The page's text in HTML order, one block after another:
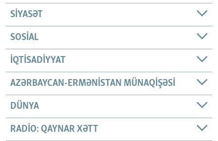
SIYASƏT
SOSIAL
İQTISADIYYAT
AZƏRBAYCAN-ERMƏNISTAN MÜNAQIŞƏSI
DÜNYA
RADIO: QAYNAR XƏTT